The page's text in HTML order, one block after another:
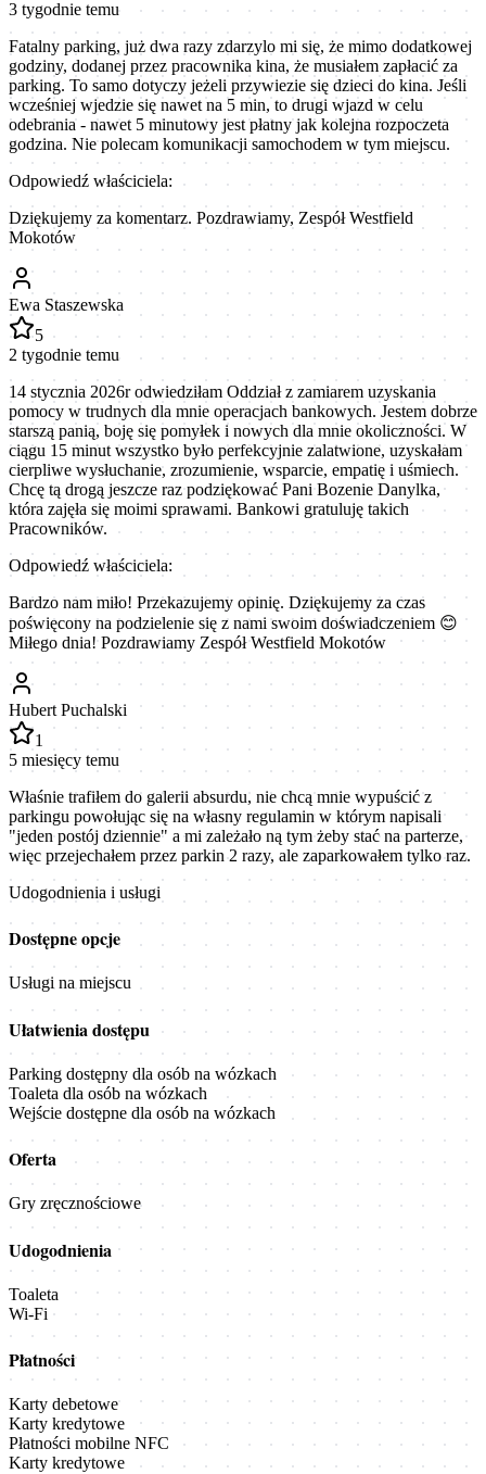
3 tygodnie temu
Fatalny parking, już dwa razy zdarzylo mi się, że mimo dodatkowej
godziny, dodanej przez pracownika kina, że musiałem zapłacić za
parking. To samo dotyczy jeżeli przywiezie się dzieci do kina. Jeśli
wcześniej wjedzie się nawet na 5 min, to drugi wjazd w celu
odebrania - nawet 5 minutowy jest płatny jak kolejna rozpoczeta
godzina. Nie polecam komunikacji samochodem w tym miejscu.
Odpowiedź właściciela:
Dziękujemy za komentarz. Pozdrawiamy, Zespół Westfield
Mokotów
Ewa Staszewska
5
2 tygodnie temu
14 stycznia 2026r odwiedziłam Oddział z zamiarem uzyskania
pomocy w trudnych dla mnie operacjach bankowych. Jestem dobrze
starszą panią, boję się pomyłek i nowych dla mnie okoliczności. W
ciągu 15 minut wszystko było perfekcyjnie zalatwione, uzyskałam
cierpliwe wysłuchanie, zrozumienie, wsparcie, empatię i uśmiech.
Chcę tą drogą jeszcze raz podziękować Pani Bozenie Danylka,
która zajęła się moimi sprawami. Bankowi gratuluję takich
Pracowników.
Odpowiedź właściciela:
Bardzo nam miło! Przekazujemy opinię. Dziękujemy za czas
poświęcony na podzielenie się z nami swoim doświadczeniem 😊
Miłego dnia! Pozdrawiamy Zespół Westfield Mokotów
Hubert Puchalski
1
5 miesięcy temu
Właśnie trafiłem do galerii absurdu, nie chcą mnie wypuścić z
parkingu powołując się na własny regulamin w którym napisali
"jeden postój dziennie" a mi zależało ną tym żeby stać na parterze,
więc przejechałem przez parkin 2 razy, ale zaparkowałem tylko raz.
Udogodnienia i usługi
Dostępne opcje
Usługi na miejscu
Ułatwienia dostępu
Parking dostępny dla osób na wózkach
Toaleta dla osób na wózkach
Wejście dostępne dla osób na wózkach
Oferta
Gry zręcznościowe
Udogodnienia
Toaleta
Wi-Fi
Płatności
Karty debetowe
Karty kredytowe
Płatności mobilne NFC
Karty kredytowe